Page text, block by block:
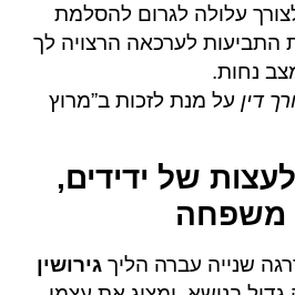
עלולה לגרום להסלמת
לערכאה הרצויה לך
נחות.
דין על מנת לזכות ב”מרוץ
של ידידים,
משפחה
שנייה עברה הליך גירושין